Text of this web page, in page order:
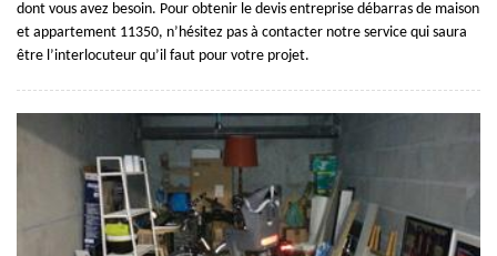
dont vous avez besoin. Pour obtenir le devis entreprise débarras de maison
et appartement 11350, n’hésitez pas à contacter notre service qui saura
être l’interlocuteur qu’il faut pour votre projet.